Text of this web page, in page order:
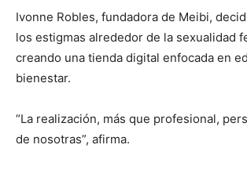
Ivonne Robles, fundadora de Meibi,
los estigmas alrededor de la sexualidad
creando una tienda digital enfocada en
bienestar.
“La realización, más que profesional,
de nosotras”, afirma.